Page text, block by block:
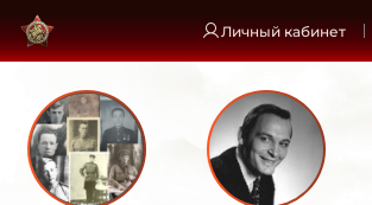
Личный кабинет